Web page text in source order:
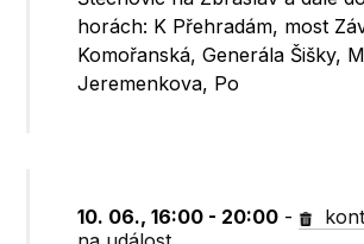
horách: K Přehradám, most
Komořanská, Generála Šišky,
Jeremenkova, Po
10. 06., 16:00 - 20:00 -